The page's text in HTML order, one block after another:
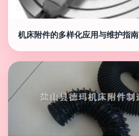
机床附件的多样化应用与维护指南